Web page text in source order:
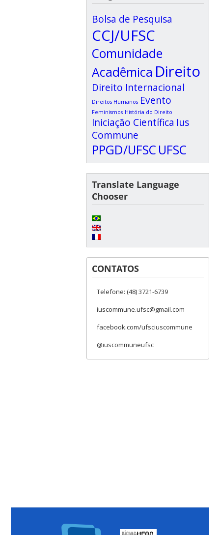
Bolsa de Pesquisa
CCJ/UFSC
Comunidade
Acadêmica Direito
Direito Internacional
Direitos Humanos Evento
Feminismos História do Direito
Iniciação Científica Ius
Commune
PPGD/UFSC UFSC
Translate Language
Chooser
CONTATOS
Telefone: (48) 3721-6739
iuscommune.ufsc@gmail.com
facebook.com/ufsciuscommune
@iuscommuneufsc